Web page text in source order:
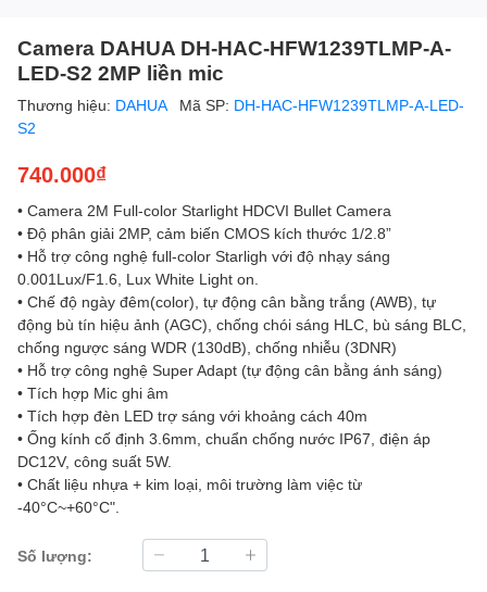
Camera DAHUA DH-HAC-HFW1239TLMP-A-
LED-S2 2MP liền mic
Thương hiệu: DAHUA Mã SP: DH-HAC-HFW1239TLMP-A-LED-
S2
740.000₫
• Camera 2M Full-color Starlight HDCVI Bullet Camera
• Độ phân giải 2MP, cảm biến CMOS kích thước 1/2.8”
• Hỗ trợ công nghệ full-color Starligh với độ nhạy sáng
0.001Lux/F1.6, Lux White Light on.
• Chế độ ngày đêm(color), tự động cân bằng trắng (AWB), tự
động bù tín hiệu ảnh (AGC), chống chói sáng HLC, bù sáng BLC,
chống ngược sáng WDR (130dB), chống nhiễu (3DNR)
• Hỗ trợ công nghệ Super Adapt (tự động cân bằng ánh sáng)
• Tích hợp Mic ghi âm
• Tích hợp đèn LED trợ sáng với khoảng cách 40m
• Ống kính cố định 3.6mm, chuẩn chống nước IP67, điện áp
DC12V, công suất 5W.
• Chất liệu nhựa + kim loại, môi trường làm việc từ
-40°C~+60°C".
Số lượng: